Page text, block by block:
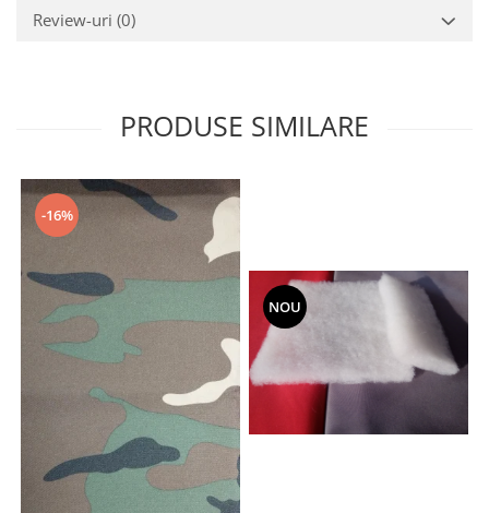
Review-uri (0)
PRODUSE SIMILARE
-16%
NOU